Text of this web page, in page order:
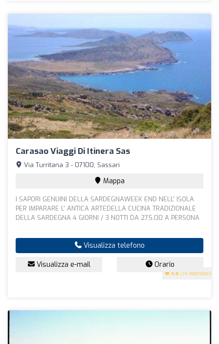
Carasao Viaggi Di Itinera Sas
4.8 (14 recensioni)
Via Turritana 3 - 07100, Sassari
Mappa
I SAPORI GENUINI DELLA SARDEGNAWEEK END NELL' ISOLA
PER IMPARARE L' ANTICA ARTEDELLA CUCINA TRADIZIONALE
DELLA SARDEGNA 4 GIORNI / 3 NOTTI DA 275,00 A PERSONA
Visualizza telefono
Visualizza e-mail Orario